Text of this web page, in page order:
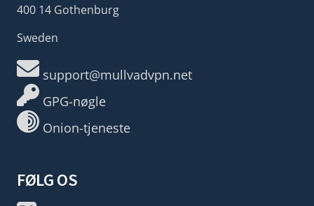
400 14 Gothenburg
Sweden
support@mullvadvpn.net
GPG-nøgle
Onion-tjeneste
FØLG OS